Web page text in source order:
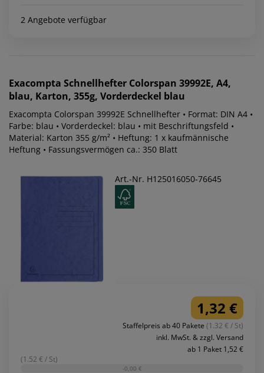
2 Angebote verfügbar
Exacompta Schnellhefter Colorspan 39992E, A4,
blau, Karton, 355g, Vorderdeckel blau
Exacompta Colorspan 39992E Schnellhefter • Format: DIN A4 •
Farbe: blau • Vorderdeckel: blau • mit Beschriftungsfeld •
Material: Karton 355 g/m² • Heftung: 1 x kaufmännische
Heftung • Fassungsvermögen ca.: 350 Blatt
Art.-Nr. H125016050-76645
1,32 €
Staffelpreis ab 40 Pakete (1.32 € / St)
inkl. MwSt. & zzgl. Versand
ab 1 Paket 1,52 €
(1.52 € / St)
-0,00 €